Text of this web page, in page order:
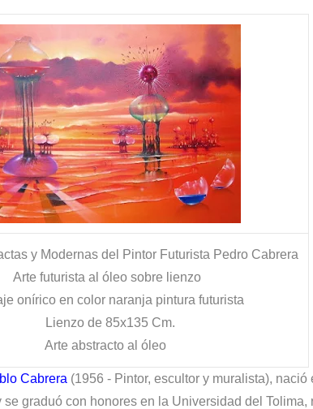
africanas?
y Modernas del Pintor Futurista Pedro Cabrera
Arte futurista al óleo sobre lienzo
onírico en color naranja pintura futurista
Lienzo de 85x135 Cm.
Arte abstracto al óleo
Cabrera (1956 - Pintor, escultor y muralista), nació
graduó con honores en la Universidad del Tolima,